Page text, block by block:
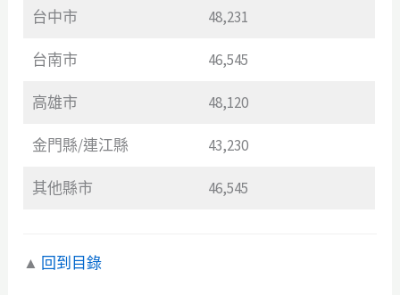
台中市 48,231
台南市 46,545
高雄市 48,120
金門縣/連江縣 43,230
其他縣市 46,545
▲ 回到目錄